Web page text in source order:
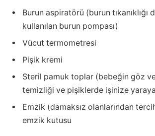
Burun aspiratörü (burun tıkanıklığı
kullanılan burun pompası)
Vücut termometresi
Pişik kremi
Steril pamuk toplar (bebeğin göz
temizliği ve pişiklerde işinize
Emzik (damaksız olanlarından
emzik kutusu